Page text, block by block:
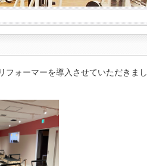
フォーマーを導入させていただきまし